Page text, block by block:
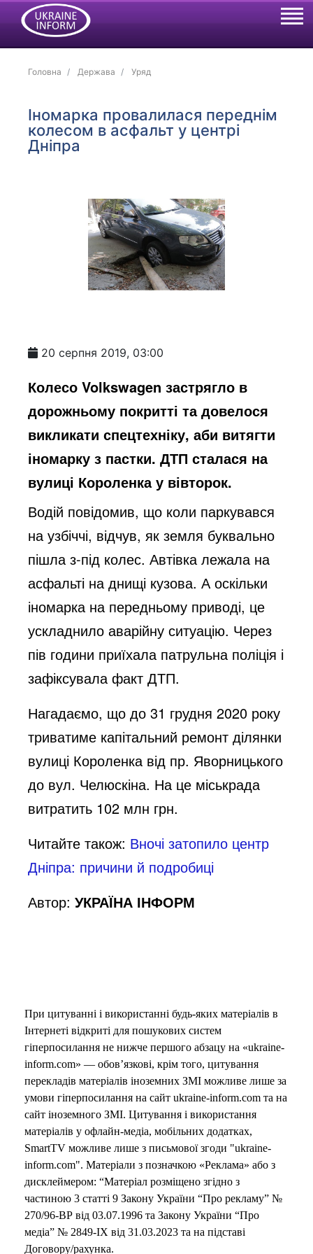
Головна Держава Уряд
Іномарка провалилася переднім
колесом в асфальт у центрі
Дніпра
20 серпня 2019, 03:00
Колесо Volkswagen застрягло в
дорожньому покритті та довелося
викликати спецтехніку, аби витягти
іномарку з пастки. ДТП сталася на
вулиці Короленка у вівторок.
Водій повідомив, що коли паркувався
на узбіччі, відчув, як земля буквально
пішла з-під колес. Автівка лежала на
асфальті на днищі кузова. А оскільки
іномарка на передньому приводі, це
ускладнило аварійну ситуацію. Через
пів години приїхала патрульна поліція і
зафіксувала факт ДТП.
Нагадаємо, що до 31 грудня 2020 року
триватиме капітальний ремонт ділянки
вулиці Короленка від пр. Яворницького
до вул. Челюскіна. На це міськрада
витратить 102 млн грн.
Читайте також: Вночі затопило центр
Дніпра: причини й подробиці
Автор:УКРАЇНА ІНФОРМ
При цитуванні і використанні будь-яких матеріалів в
Інтернеті відкриті для пошукових систем
гіперпосилання не нижче першого абзацу на «ukraine-
inform.com» — обов’язкові, крім того, цитування
перекладів матеріалів іноземних ЗМІ можливе лише за
умови гіперпосилання на сайт ukraine-inform.com та на
сайт іноземного ЗМІ. Цитування і використання
матеріалів у офлайн-медіа, мобільних додатках,
SmartTV можливе лише з письмової згоди "ukraine-
inform.com". Матеріали з позначкою «Реклама» або з
дисклеймером: “Матеріал розміщено згідно з
частиною 3 статті 9 Закону України “Про рекламу” №
270/96-ВР від 03.07.1996 та Закону України “Про
медіа” № 2849-IX від 31.03.2023 та на підставі
Договору/рахунка.